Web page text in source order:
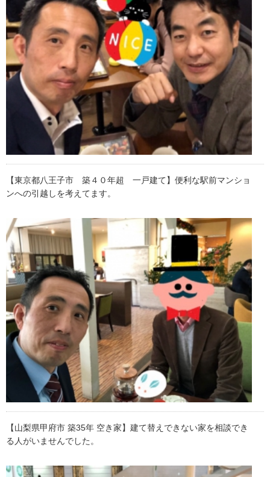
【東京都八王子市 築４０年超 一戸建て】便利な駅前マンショ
ンへの引越しを考えてます。
【山梨県甲府市 築35年 空き家】建て替えできない家を相談でき
る人がいませんでした。